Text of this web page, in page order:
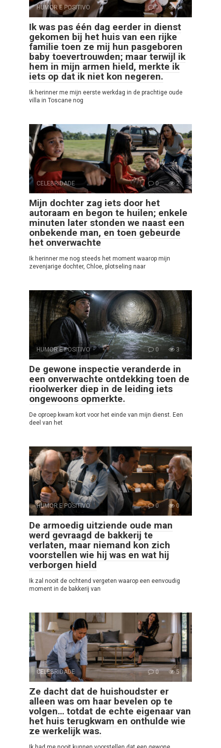
HUMOR E POSITIVO 0 4
Ik was pas één dag eerder in dienst
gekomen bij het huis van een rijke
familie toen ze mij hun pasgeboren
baby toevertrouwden; maar terwijl ik
hem in mijn armen hield, merkte ik
iets op dat ik niet kon negeren.
Ik herinner me mijn eerste werkdag in de prachtige oude
villa in Toscane nog
CELEBRIDADE 0 2
Mijn dochter zag iets door het
autoraam en begon te huilen; enkele
minuten later stonden we naast een
onbekende man, en toen gebeurde
het onverwachte
Ik herinner me nog steeds het moment waarop mijn
zevenjarige dochter, Chloe, plotseling naar
HUMOR E POSITIVO 0 3
De gewone inspectie veranderde in
een onverwachte ontdekking toen de
rioolwerker diep in de leiding iets
ongewoons opmerkte.
De oproep kwam kort voor het einde van mijn dienst. Een
deel van het
HUMOR E POSITIVO 0 0
De armoedig uitziende oude man
werd gevraagd de bakkerij te
verlaten, maar niemand kon zich
voorstellen wie hij was en wat hij
verborgen hield
Ik zal nooit de ochtend vergeten waarop een eenvoudig
moment in de bakkerij van
CELEBRIDADE 0 5
Ze dacht dat de huishoudster er
alleen was om haar bevelen op te
volgen… totdat de echte eigenaar van
het huis terugkwam en onthulde wie
ze werkelijk was.